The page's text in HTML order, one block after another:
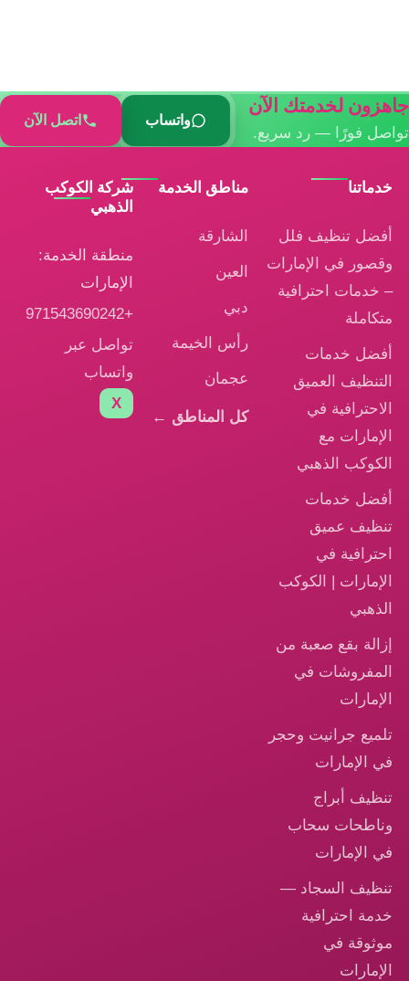
جاهزون لخدمتك الآن
تواصل فورًا — رد سريع.
واتساب اتصل الآن
خدماتنا
أفضل تنظيف فلل
وقصور في الإمارات
– خدمات احترافية
متكاملة
أفضل خدمات
التنظيف العميق
الاحترافية في
الإمارات مع
الكوكب الذهبي
أفضل خدمات
تنظيف عميق
احترافية في
الإمارات | الكوكب
الذهبي
إزالة بقع صعبة من
المفروشات في
الإمارات
تلميع جرانيت وحجر
في الإمارات
تنظيف أبراج
وناطحات سحاب
في الإمارات
تنظيف السجاد —
خدمة احترافية
موثوقة في
الإمارات
مناطق الخدمة
الشارقة
العين
دبي
رأس الخيمة
عجمان
كل المناطق ←
شركة الكوكب
الذهبي
منطقة الخدمة:
الإمارات
+971543690242
تواصل عبر
واتساب
X